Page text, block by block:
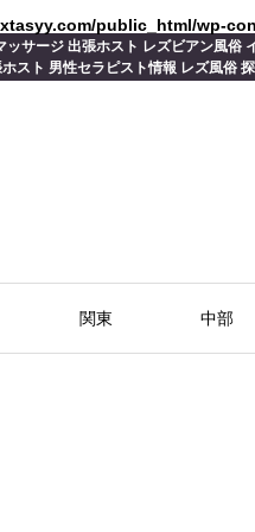
public_html/wp-
ッサージ 出張ホスト レズビアン風俗
スト 男性セラピスト情報 レズ風
関東 中部